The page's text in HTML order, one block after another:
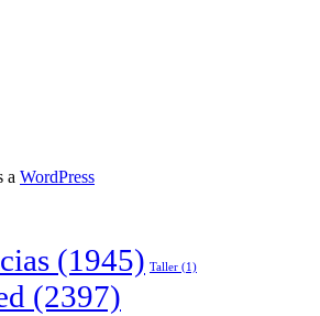
a WordPress
(1945) Taller (1)
(2397)